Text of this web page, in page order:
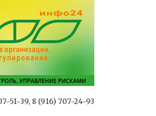
51-39, 8 (916) 707-24-93